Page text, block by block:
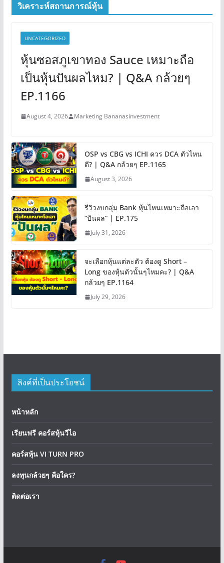
วิเคราะห์สถานการณ์หุ้น
UNCATEGORIZED
หุ้นซอสภูเขาทอง Sauce เหมาะถือ
เป็นหุ้นปันผลไหม? | Q&A กล้วยๆ
EP.1166
August 4, 2026 Marketing Bananasinvestment
OSP vs CBG vs ICHI ควร DCA ตัวไหน
ดี? | Q&A กล้วยๆ EP.1165
August 3, 2026
รีวิวงบกลุ่ม Bank หุ้นไหนเหมาะถือเอา
“ปันผล” | EP.175
July 31, 2026
จะเลือกหุ้นแต่ละตัว ต้องดู Short –
Long ของหุ้นตัวนั้นๆไหมคะ? | Q&A
กล้วยๆ EP.1164
July 29, 2026
ลิงค์ที่เป็นประโยชน์
หน้าหลัก
เรียนฟรี คอร์สหุ้นวีไอ
คอร์สหุ้น VI TURN PRO
ลงทุนกล้วยๆ คือใคร?
ติดต่อเรา